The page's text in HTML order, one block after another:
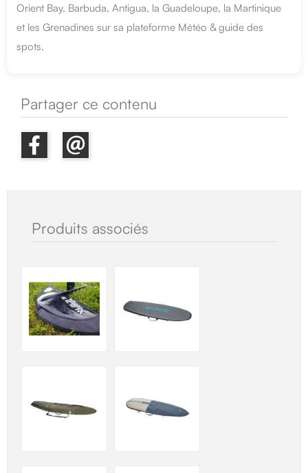
Orient Bay, Barbuda, Antigua, la Guadeloupe, la Martinique
et les Grenadines sur sa plateforme Météo & guide des
spots.
Partager ce contenu
Produits associés